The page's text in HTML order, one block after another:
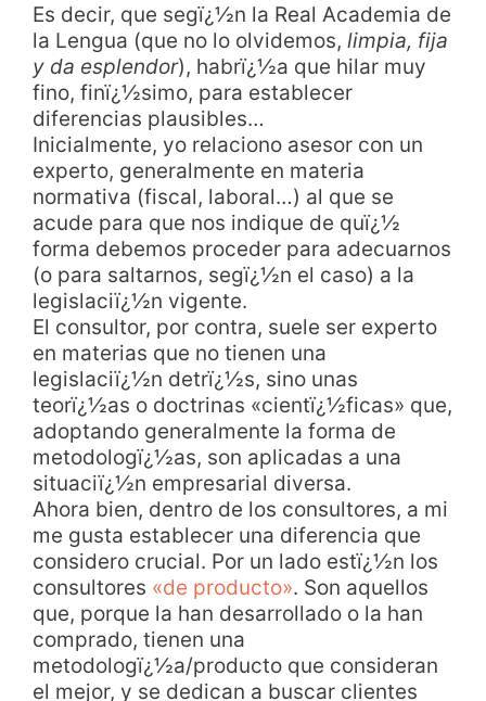
Es decir, que segï¿½n la Real Academia de
la Lengua (que no lo olvidemos, limpia, fija
y da esplendor), habrï¿½a que hilar muy
fino, finï¿½simo, para establecer
diferencias plausibles…
Inicialmente, yo relaciono asesor con un
experto, generalmente en materia
normativa (fiscal, laboral…) al que se
acude para que nos indique de quï¿½
forma debemos proceder para adecuarnos
(o para saltarnos, segï¿½n el caso) a la
legislaciï¿½n vigente.
El consultor, por contra, suele ser experto
en materias que no tienen una
legislaciï¿½n detrï¿½s, sino unas
teorï¿½as o doctrinas «cientï¿½ficas» que,
adoptando generalmente la forma de
metodologï¿½as, son aplicadas a una
situaciï¿½n empresarial diversa.
Ahora bien, dentro de los consultores, a mi
me gusta establecer una diferencia que
considero crucial. Por un lado estï¿½n los
consultores «de producto». Son aquellos
que, porque la han desarrollado o la han
comprado, tienen una
metodologï¿½a/producto que consideran
el mejor, y se dedican a buscar clientes